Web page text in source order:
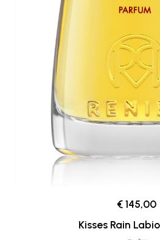
€ 145,00
Kisses Rain